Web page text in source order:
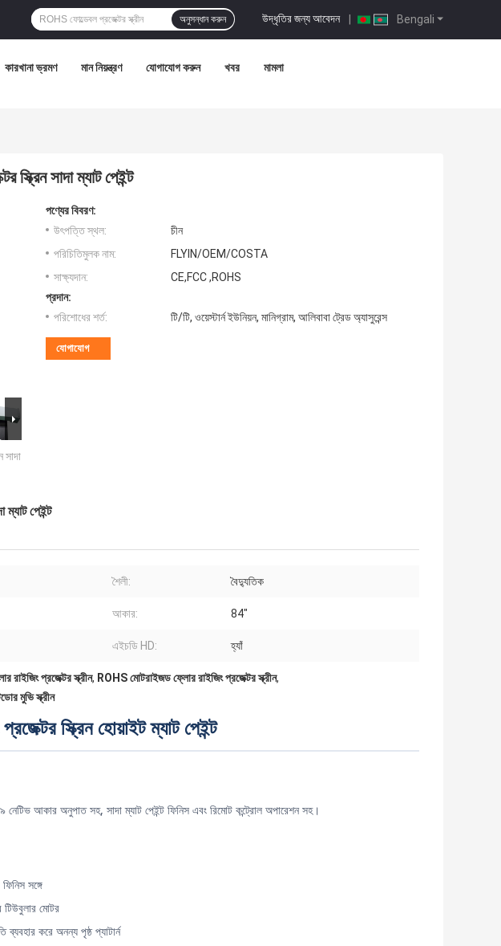
Bengali
উদ্ধৃতির জন্য আবেদন |
অনুসন্ধান করুন
কারখানা ভ্রমণ মান নিয়ন্ত্রণ যোগাযোগ করুন খবর মামলা
সাদা ম্যাট পেইন্ট
সাদা
পণ্যের বিবরণ:
উৎপত্তি স্থল:
চীন
পরিচিতিমুলক নাম:
FLYIN/OEM/COSTA
সাক্ষ্যদান:
CE,FCC ,ROHS
প্রদান:
পরিশোধের শর্ত:
টি/টি, ওয়েস্টার্ন ইউনিয়ন, মানিগ্রাম, আলিবাবা ট্রেড অ্যাসুরেন্স
যোগাযোগ
পেইন্ট
শৈলী: বৈদ্যুতিক
আকার: 84"
এইচডি HD: হ্যাঁ
রাইজিং প্রজেক্টর স্ক্রীন, ROHS মোটরাইজড ফ্লোর রাইজিং প্রজেক্টর স্ক্রীন,
মুভি স্ক্রীন
স্ক্রিন হোয়াইট ম্যাট পেইন্ট
নেটিভ আকার অনুপাত সহ, সাদা ম্যাট পেইন্ট ফিনিস এবং রিমোট কন্ট্রোল অপারেশন সহ।
সঙ্গে
টিউবুলার মোটর
করে অনন্য পৃষ্ঠ প্যাটার্ন